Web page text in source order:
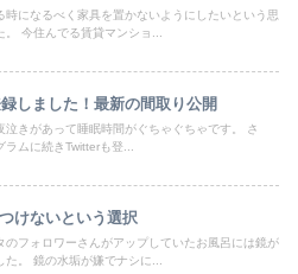
時になるべく家具を置かないようにしたいという思
。 今住んでる賃貸マンショ...
しました！最新の間取り公開
泣きがあって睡眠時間がぐちゃぐちゃです。 さ
ムに続きTwitterも登...
けないという選択
のフォロワーさんがアップしていたお風呂には鏡が
た。 鏡の水垢が嫌でナシに...